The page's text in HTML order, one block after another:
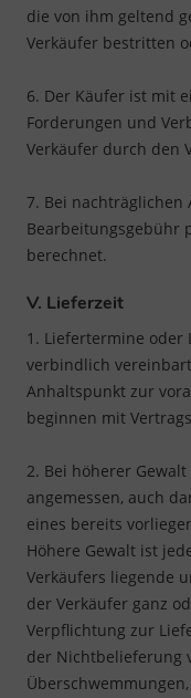
die von ihm geltend
Verkäufer bestritten
6. Der Käufer ist mit
Forderungen und
Verkäufer durch den
7. Bei
Bearbeitungsgebühr
berechnet.
V. Lieferzeit
1. Liefertermine oder
verbindlich
Anhaltspunkt zur
beginnen mit
2. Bei höherer
angemessen, auch
eines bereits
Höhere Gewalt ist
Verkäufers liegende
der Verkäufer ganz
Verpflichtung zur
der Nichtbelieferung